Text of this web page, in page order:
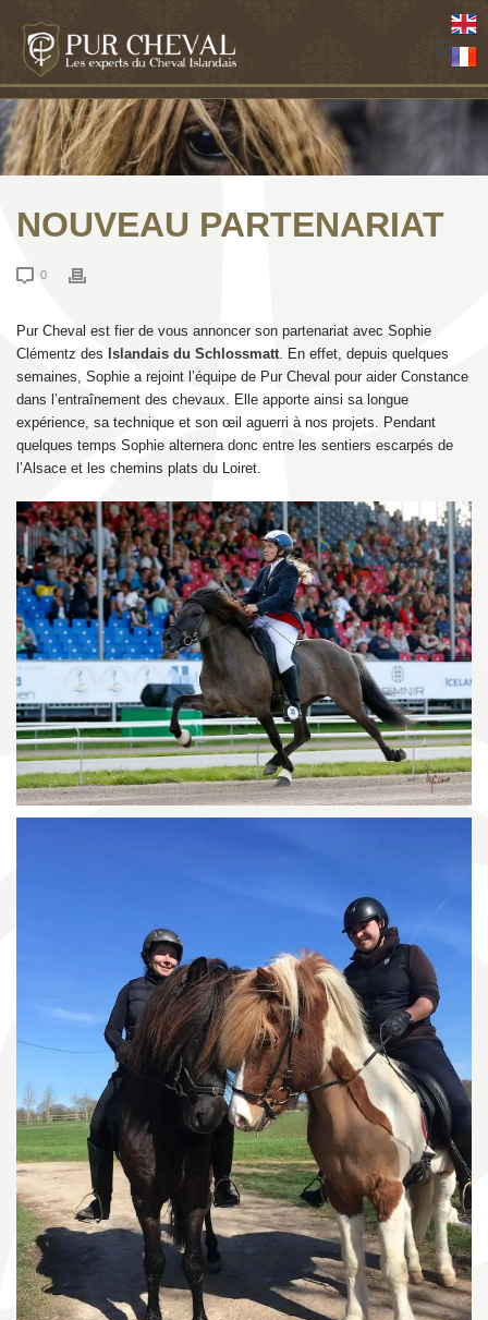
NOUVEAU PARTENARIAT
0
Pur Cheval est fier de vous annoncer son partenariat avec Sophie
Clémentz des Islandais du Schlossmatt. En effet, depuis quelques
semaines, Sophie a rejoint l’équipe de Pur Cheval pour aider Constance
dans l’entraînement des chevaux. Elle apporte ainsi sa longue
expérience, sa technique et son œil aguerri à nos projets. Pendant
quelques temps Sophie alternera donc entre les sentiers escarpés de
l’Alsace et les chemins plats du Loiret.